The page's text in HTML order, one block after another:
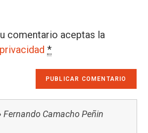
comentario aceptas la
*
Fernando Camacho Peñin